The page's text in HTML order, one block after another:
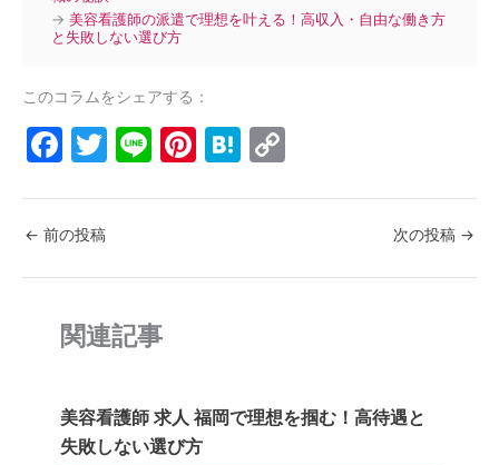
→ 美容看護師の派遣で理想を叶える！高収入・自由な働き方
と失敗しない選び方
このコラムをシェアする：
F
e
b
o
o
T
Li Pi
st
H
a Li
← 前の投稿 次の投稿 →
関連記事
美容看護師 求人 福岡で理想を掴む！高待遇と
失敗しない選び方